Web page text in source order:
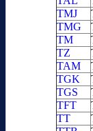
TMJ
TMG
TM
TZ
TAM
TGK
TGS
TFT
TT